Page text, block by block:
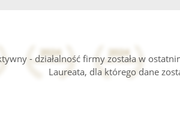
- działalność firmy została w
Laureata, dla którego dane